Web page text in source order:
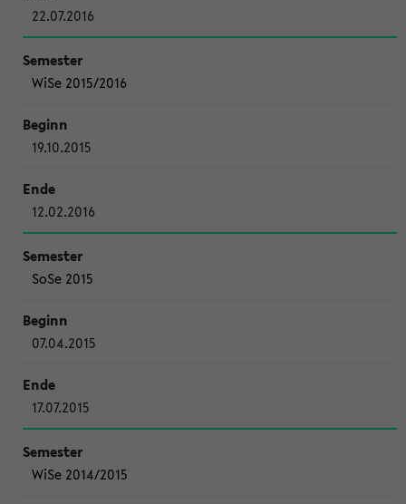
22.07.2016
WiSe 2015/2016
19.10.2015
12.02.2016
SoSe 2015
07.04.2015
17.07.2015
WiSe 2014/2015